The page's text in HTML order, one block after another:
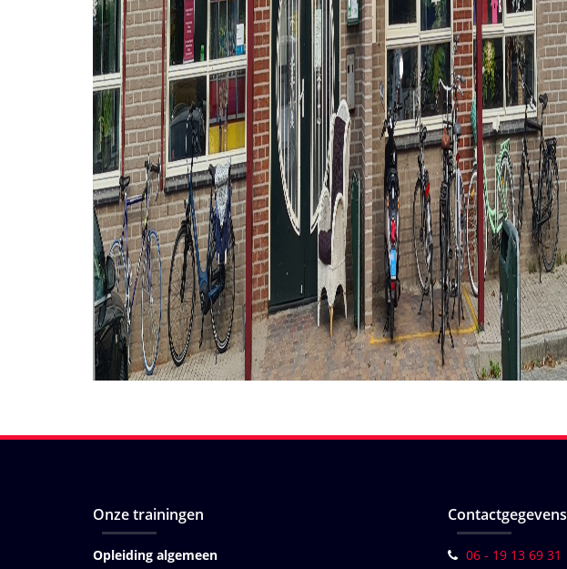
Onze trainingen
Opleiding algemeen
Contactgegevens
06 - 19 13 69 31